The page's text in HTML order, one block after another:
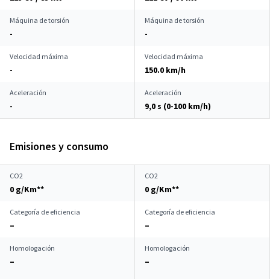
Máquina de torsión
-
Máquina de torsión
-
Velocidad máxima
-
Velocidad máxima
150.0 km/h
Aceleración
-
Aceleración
9,0 s (0-100 km/h)
Emisiones y consumo
CO2
0 g/Km**
CO2
0 g/Km**
Categoría de eficiencia
–
Categoría de eficiencia
–
Homologación
–
Homologación
–